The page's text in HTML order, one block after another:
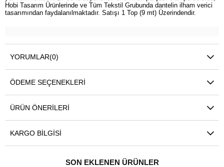
Hobi Tasarım Ürünlerinde ve Tüm Tekstil Grubunda dantelin ilham verici
tasarımından faydalanılmaktadır. Satışı 1 Top (9 mt) Üzerindendir.
YORUMLAR(0)
ÖDEME SEÇENEKLERI
ÜRÜN ÖNERILERI
KARGO BILGISI
SON EKLENEN ÜRÜNLER